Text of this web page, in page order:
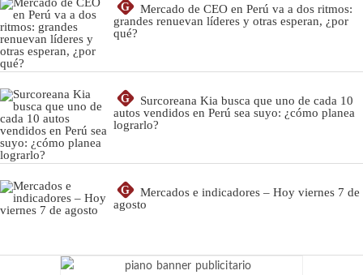
G
Mercado de CEO en Perú va a dos ritmos:
grandes renuevan líderes y otras esperan, ¿por
qué?
G
Surcoreana Kia busca que uno de cada 10
autos vendidos en Perú sea suyo: ¿cómo planea
lograrlo?
G
Mercados e indicadores – Hoy viernes 7 de
agosto